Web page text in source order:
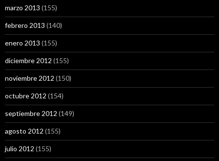
marzo 2013 (155)
febrero 2013 (140)
enero 2013 (155)
diciembre 2012 (155)
noviembre 2012 (150)
octubre 2012 (154)
septiembre 2012 (149)
agosto 2012 (155)
julio 2012 (155)